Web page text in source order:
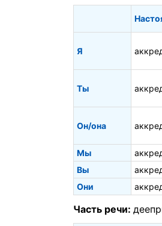
Я
Ты
Он/она
Мы
Вы
Они
Часть речи: